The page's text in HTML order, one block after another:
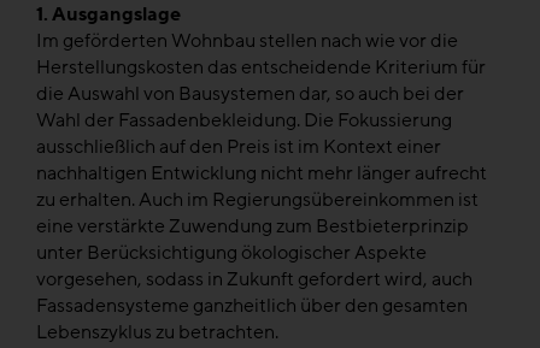
1. Ausgangslage
Im geförderten Wohnbau stellen nach wie vor die
Herstellungskosten das entscheidende Kriterium für
die Auswahl von Bausystemen dar, so auch bei der
Wahl der Fassadenbekleidung. Die Fokussierung
ausschließlich auf den Preis ist im Kontext einer
nachhaltigen Entwicklung nicht mehr länger aufrecht
zu erhalten. Auch im Regierungsübereinkommen ist
eine verstärkte Zuwendung zum Bestbieterprinzip
unter Berücksichtigung ökologischer Aspekte
vorgesehen, sodass in Zukunft gefordert wird, auch
Fassadensysteme ganzheitlich über den gesamten
Lebenszyklus zu betrachten.